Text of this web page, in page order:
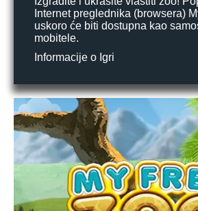
Internet preglednika (browsera)
uskoro će biti dostupna kao
mobitele.
Informacije o Igri